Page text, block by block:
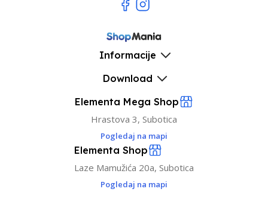
Informacije
Download
Elementa Mega Shop
Hrastova 3, Subotica
Pogledaj na mapi
Elementa Shop
Laze Mamužića 20a, Subotica
Pogledaj na mapi